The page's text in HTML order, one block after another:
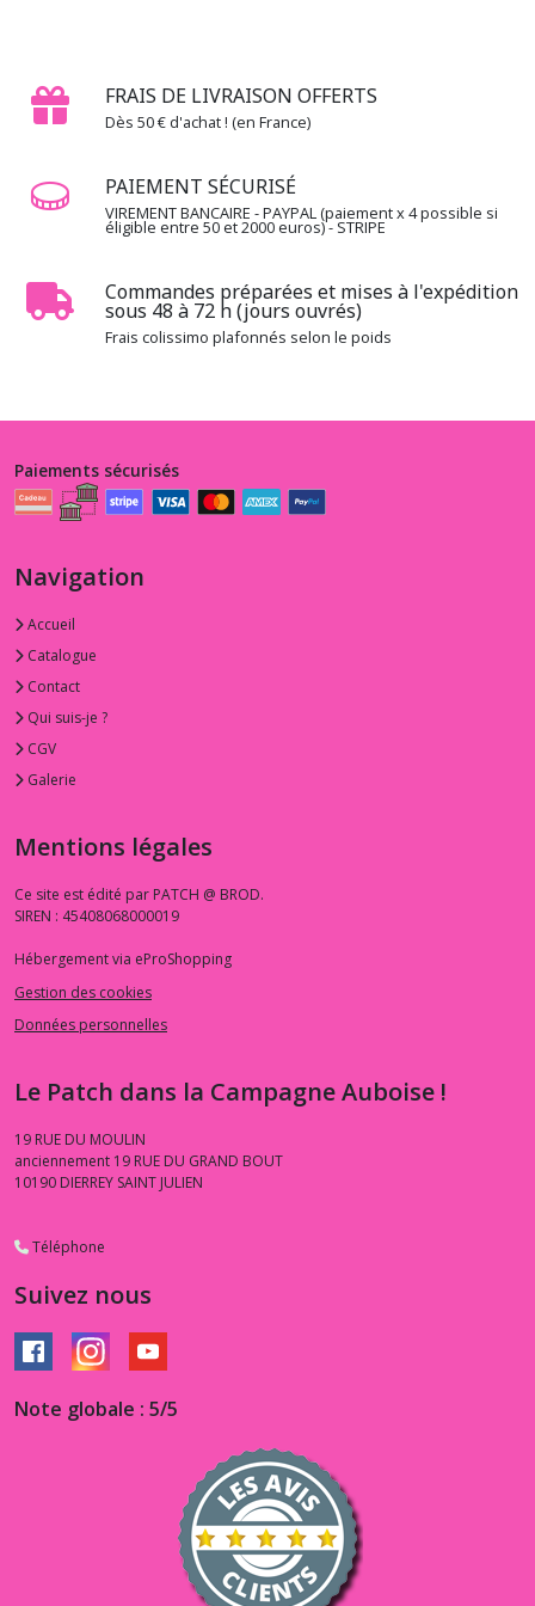
FRAIS DE LIVRAISON OFFERTS
Dès 50 € d'achat ! (en France)
PAIEMENT SÉCURISÉ
VIREMENT BANCAIRE - PAYPAL (paiement x 4 possible si
éligible entre 50 et 2000 euros) - STRIPE
Commandes préparées et mises à l'expédition
sous 48 à 72 h (jours ouvrés)
Frais colissimo plafonnés selon le poids
1.3.MA
-
Madame
Paiements sécurisés
Navigation
Accueil
Catalogue
Contact
Qui suis-je ?
CGV
Galerie
Mentions légales
Ce site est édité par PATCH @ BROD.
SIREN : 45408068000019
Hébergement via eProShopping
Gestion des cookies
Données personnelles
Le Patch dans la Campagne Auboise !
19 RUE DU MOULIN
anciennement 19 RUE DU GRAND BOUT
10190 DIERREY SAINT JULIEN
Téléphone
Suivez nous
Note globale : 5/5